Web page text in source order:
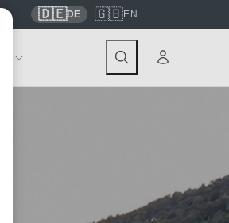
🇩🇪DE 🇬🇧EN